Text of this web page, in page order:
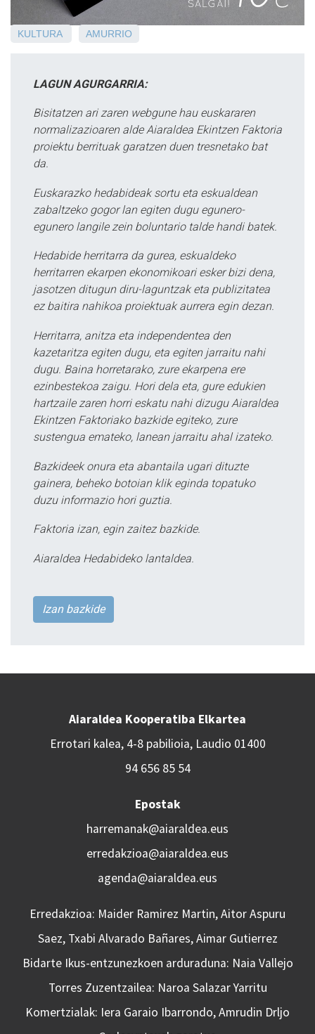
KULTURA AMURRIO
LAGUN AGURGARRIA:
Bisitatzen ari zaren webgune hau euskararen
normalizazioaren alde Aiaraldea Ekintzen Faktoria
proiektu berrituak garatzen duen tresnetako bat
da.
Euskarazko hedabideak sortu eta eskualdean
zabaltzeko gogor lan egiten dugu egunero-
egunero langile zein boluntario talde handi batek.
Hedabide herritarra da gurea, eskualdeko
herritarren ekarpen ekonomikoari esker bizi dena,
jasotzen ditugun diru-laguntzak eta publizitatea
ez baitira nahikoa proiektuak aurrera egin dezan.
Herritarra, anitza eta independentea den
kazetaritza egiten dugu, eta egiten jarraitu nahi
dugu. Baina horretarako, zure ekarpena ere
ezinbestekoa zaigu. Hori dela eta, gure edukien
hartzaile zaren horri eskatu nahi dizugu Aiaraldea
Ekintzen Faktoriako bazkide egiteko, zure
sustengua emateko, lanean jarraitu ahal izateko.
Bazkideek onura eta abantaila ugari dituzte
gainera, beheko botoian klik eginda topatuko
duzu informazio hori guztia.
Faktoria izan, egin zaitez bazkide.
Aiaraldea Hedabideko lantaldea.
Izan bazkide
Aiaraldea Kooperatiba Elkartea
Errotari kalea, 4-8 pabilioia, Laudio 01400
94 656 85 54
Epostak
harremanak@aiaraldea.eus
erredakzioa@aiaraldea.eus
agenda@aiaraldea.eus
Erredakzioa: Maider Ramirez Martin, Aitor Aspuru
Saez, Txabi Alvarado Bañares, Aimar Gutierrez
Bidarte Ikus-entzunezkoen arduraduna: Naia Vallejo
Torres Zuzentzailea: Naroa Salazar Yarritu
Komertzialak: Iera Garaio Ibarrondo, Amrudin Drljo